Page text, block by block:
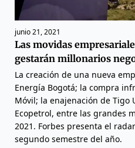
junio 21, 2021
Las movidas
gestarán millonarios
La creación de una nueva
Energía Bogotá; la compra
Móvil; la enajenación de Tigo
Ecopetrol, entre las grandes
2021. Forbes presenta el
segundo semestre del año.